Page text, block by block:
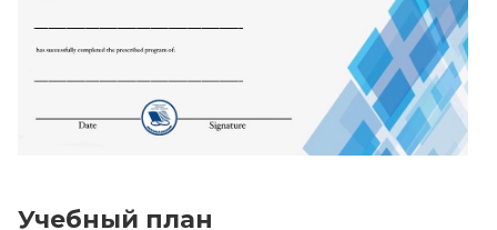
Учебный план